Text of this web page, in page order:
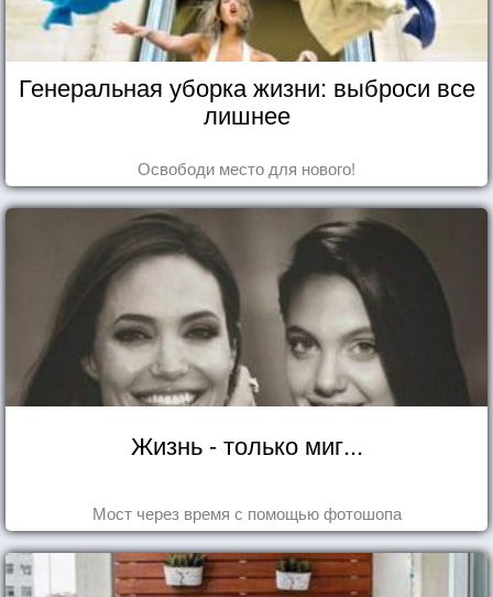
Генеральная уборка жизни: выброси все
лишнее
Освободи место для нового!
Жизнь - только миг...
Мост через время с помощью фотошопа